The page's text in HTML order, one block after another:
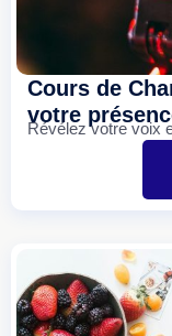
Cours de
votre
Révélez votre voix